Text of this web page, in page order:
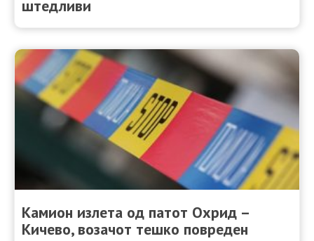
штедливи
Камион излета од патот Охрид –
Кичево, возачот тешко повреден